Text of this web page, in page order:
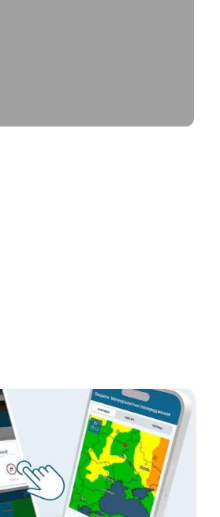
складні погодні умови?. Важлива